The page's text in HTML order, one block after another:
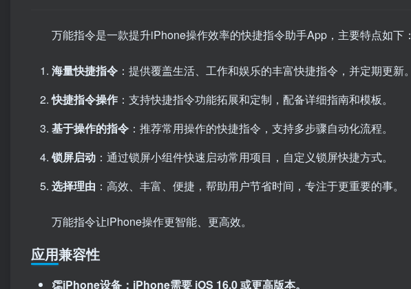
万能指令是一款提升iPhone操作效率的快捷指令助手App，主要特点如下：
海量快捷指令 ：提供覆盖生活、工作和娱乐的丰富快捷指令，并定期更新。
快捷指令操作 ：支持快捷指令功能拓展和定制，配备详细指南和模板。
基于操作的指令 ：推荐常用操作的快捷指令，支持多步骤自动化流程。
锁屏启动 ：通过锁屏小组件快速启动常用项目，自定义锁屏快捷方式。
选择理由 ：高效、丰富、便捷，帮助用户节省时间，专注于更重要的事。
万能指令让iPhone操作更智能、更高效。
应用兼容性
👏iPhone设备：iPhone需要 iOS 16.0 或更高版本。